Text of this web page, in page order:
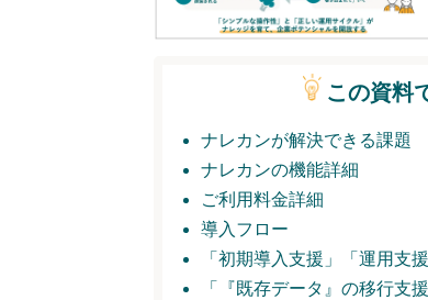
この資料
ナレカンが解決できる課題
ナレカンの機能詳細
ご利用料金詳細
導入フロー
「初期導入支援」
「運用支
「『既存データ』の移行支